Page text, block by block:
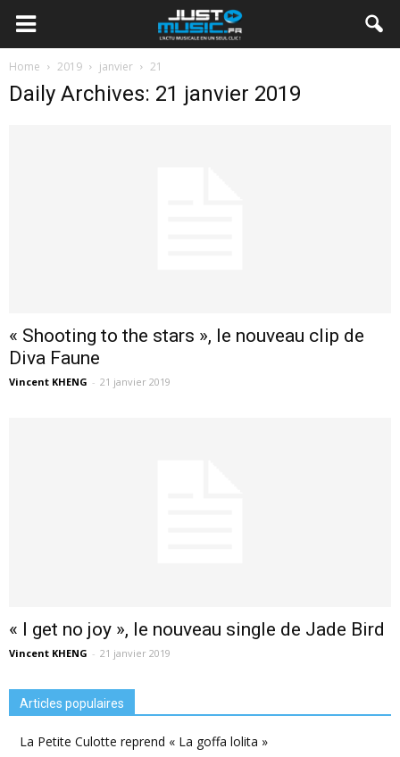
Home 2019 janvier 21
Daily Archives: 21 janvier 2019
« Shooting to the stars », le nouveau clip de
Diva Faune
Vincent KHENG - 21 janvier 2019
« I get no joy », le nouveau single de Jade Bird
Vincent KHENG - 21 janvier 2019
Articles populaires
La Petite Culotte reprend « La goffa lolita »